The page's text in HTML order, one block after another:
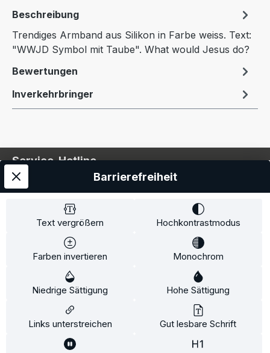
Beschreibung
Trendiges Armband aus Silikon in Farbe weiss. Text:
"WWJD Symbol mit Taube". What would Jesus do?
Bewertungen
Inverkehrbringer
Service-Hotline
Service
Information
* Alle Preise inkl. gesetzl. Mehrwertsteuer zzgl.
und ggf. Nachnahmegebühren, wenn
Text vergrößern Hochkontrastmodus
Farben invertieren Monochrom
Niedrige Sättigung Hohe Sättigung
Links unterstreichen Gut lesbare Schrift
Barrierefreiheit